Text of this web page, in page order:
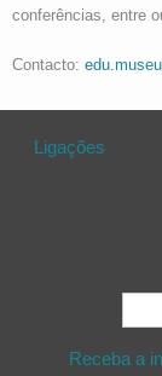
conferências, entre
Contacto:
Ligações
Formulário
Receba a